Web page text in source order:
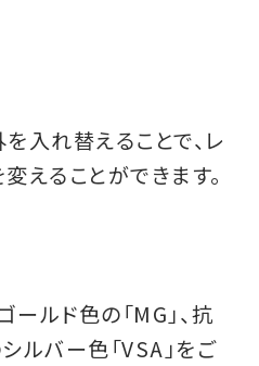
入れ替えることで、レ
えることができます。
ールド色の「MG」、抗
ルバー色「VSA」をご